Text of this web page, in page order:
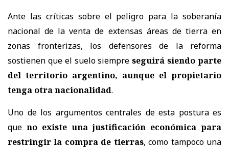
Ante las críticas sobre el peligro para la soberanía
nacional de la venta de extensas áreas de tierra en
zonas fronterizas, los defensores de la reforma
sostienen que el suelo siempreseguirá siendo parte
del territorio argentino, aunque el propietario
tenga otra nacionalidad.
Uno de los argumentos centrales de esta postura es
que no existe una justificación económica para
restringir la compra de tierras, como tampoco una